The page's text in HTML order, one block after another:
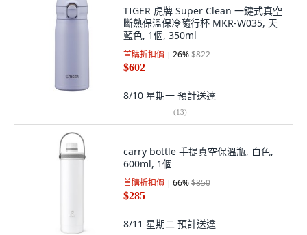
TIGER 虎牌 Super Clean 一鍵式真空
斷熱保溫保冷隨行杯 MKR-W035, 天
藍色, 1個, 350ml
首購折扣價 26%$822
$602
8/10 星期一 預計送達
(13)
carry bottle 手提真空保溫瓶, 白色,
600ml, 1個
首購折扣價 66%$850
$285
8/11 星期二 預計送達